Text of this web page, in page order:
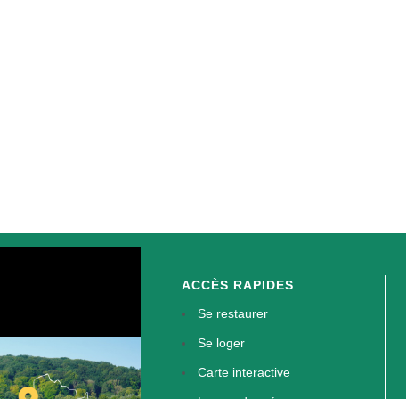
ACCÈS RAPIDES
Se restaurer
Se loger
Carte interactive